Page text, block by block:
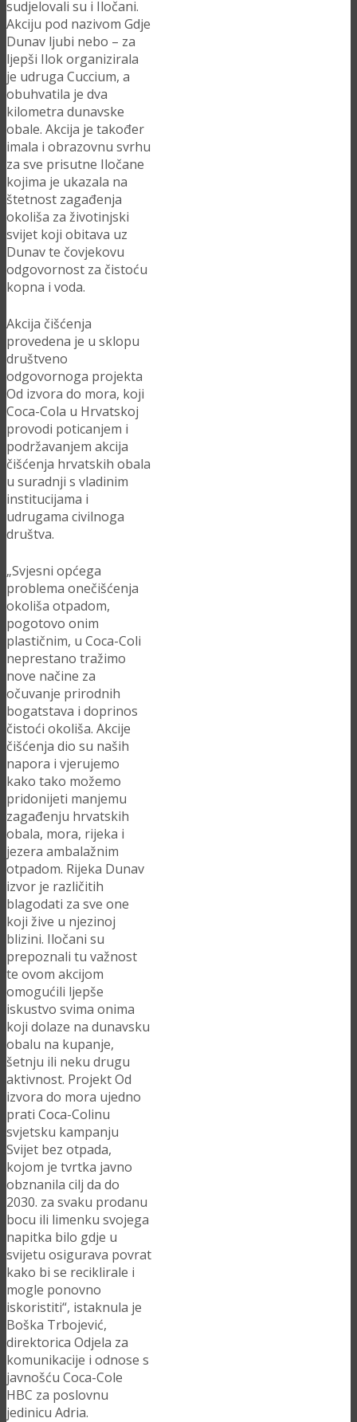
sudjelovali su i Iločani.
Akciju pod nazivom Gdje
Dunav ljubi nebo – za
ljepši Ilok organizirala
je udruga Cuccium, a
obuhvatila je dva
kilometra dunavske
obale. Akcija je također
imala i obrazovnu svrhu
za sve prisutne Iločane
kojima je ukazala na
štetnost zagađenja
okoliša za životinjski
svijet koji obitava uz
Dunav te čovjekovu
odgovornost za čistoću
kopna i voda.
Akcija čišćenja
provedena je u sklopu
društveno
odgovornoga projekta
Od izvora do mora, koji
Coca-Cola u Hrvatskoj
provodi poticanjem i
podržavanjem akcija
čišćenja hrvatskih obala
u suradnji s vladinim
institucijama i
udrugama civilnoga
društva.
„Svjesni općega
problema onečišćenja
okoliša otpadom,
pogotovo onim
plastičnim, u Coca-Coli
neprestano tražimo
nove načine za
očuvanje prirodnih
bogatstava i doprinos
čistoći okoliša. Akcije
čišćenja dio su naših
napora i vjerujemo
kako tako možemo
pridonijeti manjemu
zagađenju hrvatskih
obala, mora, rijeka i
jezera ambalažnim
otpadom. Rijeka Dunav
izvor je različitih
blagodati za sve one
koji žive u njezinoj
blizini. Iločani su
prepoznali tu važnost
te ovom akcijom
omogućili ljepše
iskustvo svima onima
koji dolaze na dunavsku
obalu na kupanje,
šetnju ili neku drugu
aktivnost. Projekt Od
izvora do mora ujedno
prati Coca-Colinu
svjetsku kampanju
Svijet bez otpada,
kojom je tvrtka javno
obznanila cilj da do
2030. za svaku prodanu
bocu ili limenku svojega
napitka bilo gdje u
svijetu osigurava povrat
kako bi se reciklirale i
mogle ponovno
iskoristiti“, istaknula je
Boška Trbojević,
direktorica Odjela za
komunikacije i odnose s
javnošću Coca-Cole
HBC za poslovnu
jedinicu Adria.